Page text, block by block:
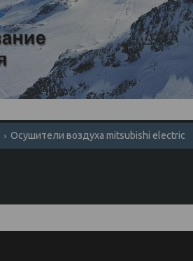
Осушители воздуха mitsubishi electric